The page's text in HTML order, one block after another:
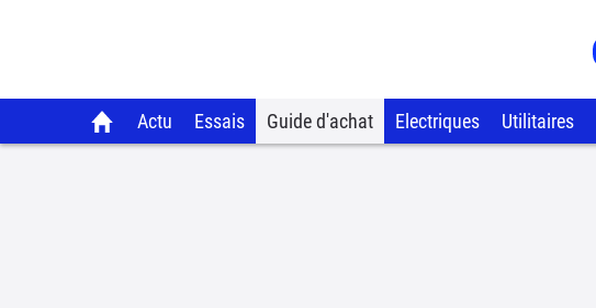
Actu Essais Guide d'achat Electriques Utilitaires